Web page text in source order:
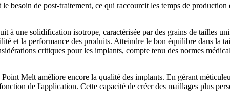
besoin de post-traitement, ce qui raccourcit les temps de production
à une solidification isotrope, caractérisée par des grains de tailles
et la performance des produits. Atteindre le bon équilibre dans la
critiques pour les implants, compte tenu des normes
Melt améliore encore la qualité des implants. En gérant
de l'application. Cette capacité de créer des maillages plus